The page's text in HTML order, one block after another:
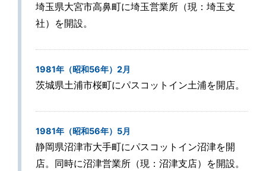
埼玉県大宮市高鼻町に埼玉営業所（現：埼玉支
社）を開設。
1981年（昭和56年）2月
茨城県土浦市桜町にパスコットイン土浦を開店。
1981年（昭和56年）5月
静岡県沼津市大手町にパスコットイン沼津を開
店。同時に沼津営業所（現：沼津支店）を開設。